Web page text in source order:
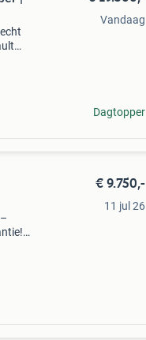
Vandaag
Dagtopper
€ 9.750,-
11 jul 26